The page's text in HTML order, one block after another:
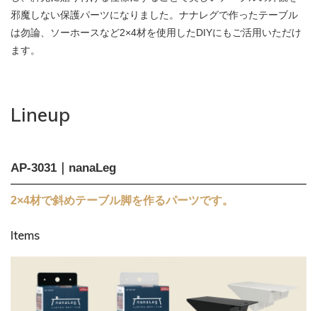
邪魔しない保護パーツになりました。ナナレグで作ったテーブル
は勿論、ソーホースなど2×4材を使用したDIYにもご活用いただけ
ます。
Lineup
AP-3031｜nanaLeg
2×4材で斜めテーブル脚を作るパーツです。
Items